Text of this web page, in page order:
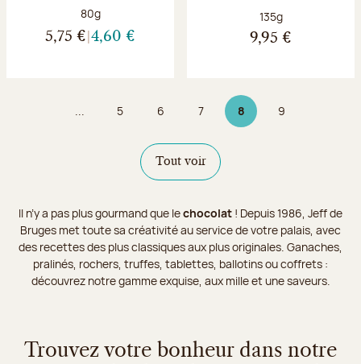
Poids net :
80g
5,75 € 4,60 €
Poids net :
135g
9,95 €
... Page
5 Page
6 Page
7 8Page 8 sur 9
Page
9
Tout voir
Il n’y a pas plus gourmand que lechocolat ! Depuis 1986, Jeff de
Bruges met toute sa créativité au service de votre palais, avec
des recettes des plus classiques aux plus originales. Ganaches,
pralinés, rochers, truffes, tablettes, ballotins ou coffrets :
découvrez notre gamme exquise, aux mille et une saveurs.
Trouvez votre bonheur dans notre